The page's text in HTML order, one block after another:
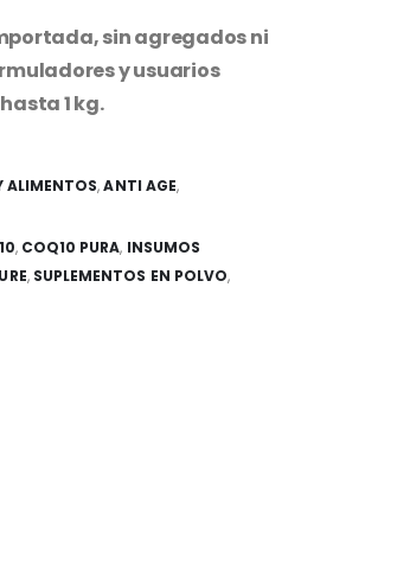
sin agregados ni
y usuarios
1 kg.
ALIMENTOS,ANTI AGE,
, COQ10 PURA, INSUMOS
, SUPLEMENTOS EN POLVO,